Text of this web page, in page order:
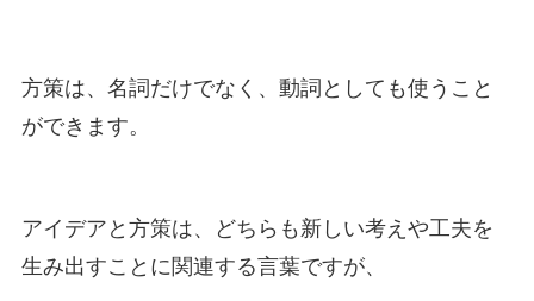
方策は、名詞だけでなく、動詞としても使うこと
ができます。
アイデアと方策は、どちらも新しい考えや工夫を
生み出すことに関連する言葉ですが、